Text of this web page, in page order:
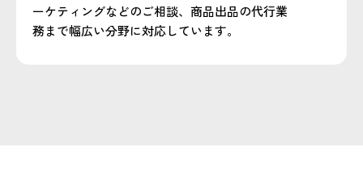
ーケティングなどのご相談、商品出品の代行業
務まで幅広い分野に対応しています。